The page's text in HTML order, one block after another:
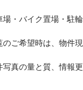
・バイク置場・駐
ご希望時は、物件
真の量と質、情報